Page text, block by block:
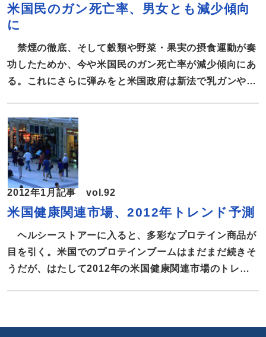
した。これまでは、米国とEU間でオーガニック商品を
輸出入する際、相手国の追加認定が必要になるなど煩雑
な手続きに加え追加費用がかかった。 しかし、この締
結により、どちらか一方の国でオーガニックと認定され
れば、相手国の追加認定を行うことなく輸出入できるよ
米国民のガン死亡率、男女とも減少傾向
に
禁煙の徹底、そして穀類や野菜・果実の摂食運動が奏
功したためか、今や米国民のガン死亡率が減少傾向にあ
る。これにさらに弾みをと米国政府は新法で乳ガンや大
況を報告する。 ここ数年、米国民のガン死亡率が減少
傾向にある。American Cancer Society（ACS）が今
年はじめに発表した最新統計によると、2004年から
2008年のガン死亡率は、毎年男性で1.8％、女性で
1.6％減少し続けていることが分かった。 また、1990年
から2008年までに男性のガン死亡率が23％、女性が
15％減少していることも明らかになった。 人種別で
は、最も死亡率が減少しているのが、黒人男性で年間
2.4％減、次いでヒスパニック系男性で年間2.3％減。と
2012年1月記事 vol.92
米国健康関連市場、2012年トレンド予測
ヘルシーストアーに入ると、多彩なプロテイン商品が
目を引く。米国でのプロテインブームはまだまだ続きそ
うだが、はたして2012年の米国健康関連市場のトレン